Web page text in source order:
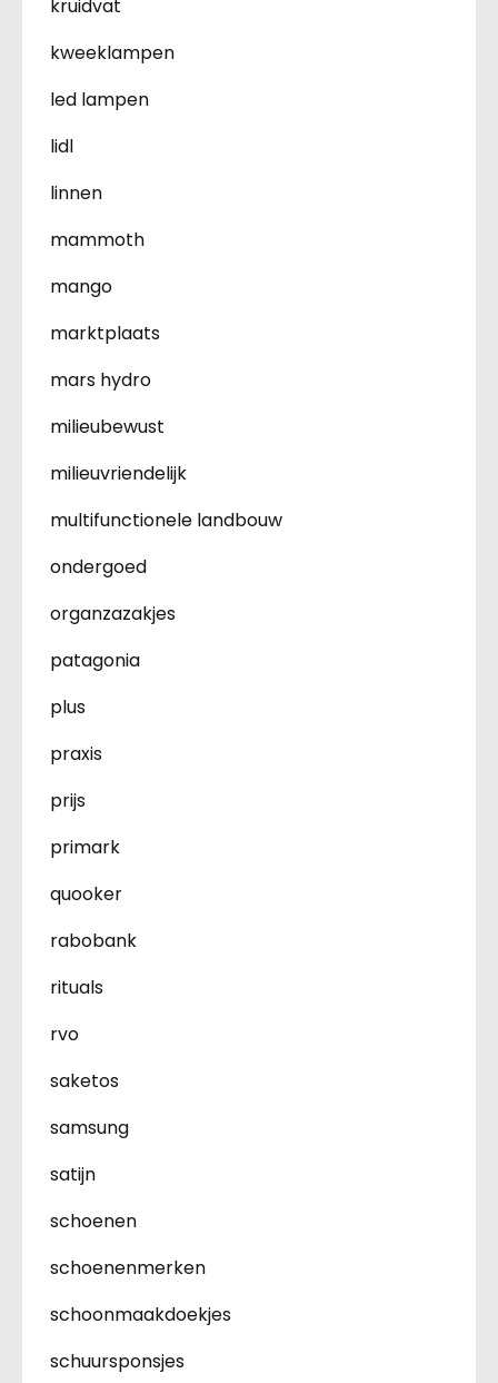
kruidvat
kweeklampen
led lampen
lidl
linnen
mammoth
mango
marktplaats
mars hydro
milieubewust
milieuvriendelijk
multifunctionele landbouw
ondergoed
organzazakjes
patagonia
plus
praxis
prijs
primark
quooker
rabobank
rituals
rvo
saketos
samsung
satijn
schoenen
schoenenmerken
schoonmaakdoekjes
schuursponsjes